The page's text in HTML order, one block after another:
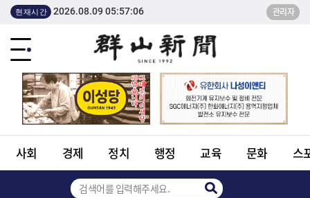
현재시간 2026.08.09 05:57:06 관리자
사회 경제 정치 행정 교육 문화 스